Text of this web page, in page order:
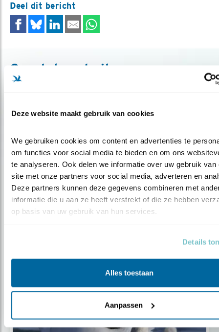
Deze website maakt gebruik van cookies
We gebruiken cookies om content en advertenties te
om functies voor social media te bieden en om ons
te analyseren. Ook delen we informatie over uw gebruik van
site met onze partners voor social media, adverteren en
Deze partners kunnen deze gegevens combineren met
informatie die u aan ze heeft verstrekt of die ze hebben
op basis van uw gebruik van hun services.
Details
Alles toestaan
Aanpassen
Deel dit bericht
Gerelateerde items
Tip
Help vogels de hitte door!